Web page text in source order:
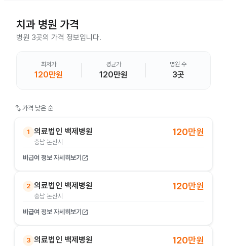
치과 병원 가격
병원 3곳의 가격 정보입니다.
최저가
120만원
평균가
120만원
병원 수
3곳
swap_vert 가격 낮은 순
1 의료법인 백제병원
충남 논산시
120만원
비급여 정보 자세히보기 open_in_new
2 의료법인 백제병원
충남 논산시
120만원
비급여 정보 자세히보기 open_in_new
3 의료법인 백제병원 120만원